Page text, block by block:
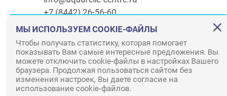
+7 (8442) 26-56-60
Часы работы ТРЦ: с 10:00 до 22:00
Часы работы г/м Ашан:с 08:00 до 23:00
Часы работыг/мЛемана ПРО:с 08:00 до 22:00
Правила посещения ТРЦ «Акварель»
МЫ ИСПОЛЬЗУЕМ COOKIE-ФАЙЛЫ
Чтобы получать статистику, которая помогает
показывать Вам самые интересные предложения. Вы
можете отключить cookie-файлы в настройках Вашего
браузера. Продолжая пользоваться сайтом без
изменения настроек, Вы даете согласие на
использование cookie-файлов.